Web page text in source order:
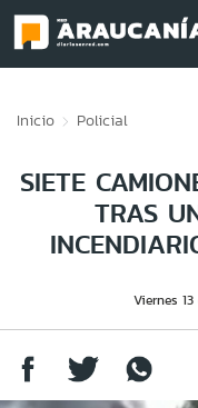
Inicio Policial
SIETE
TRAS
Viernes